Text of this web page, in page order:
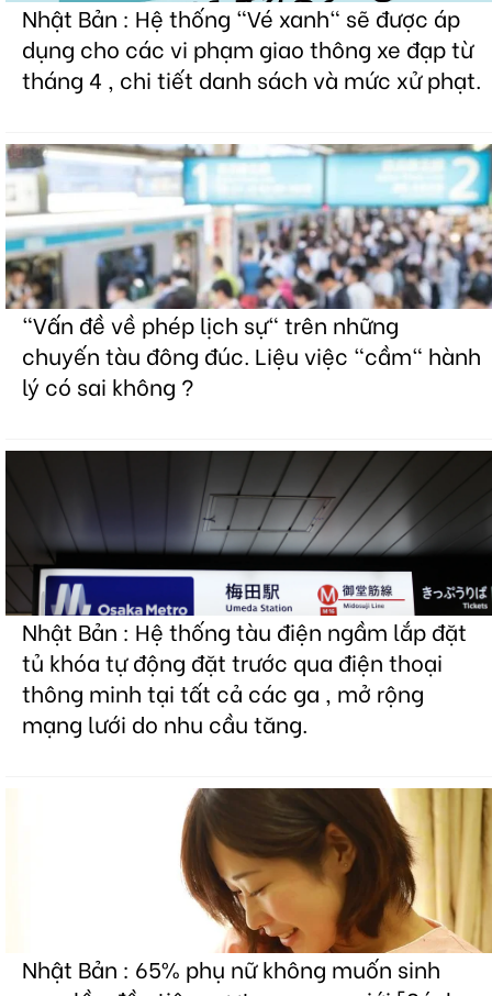
Nhật Bản : Hệ thống "Vé xanh" sẽ được áp
dụng cho các vi phạm giao thông xe đạp từ
tháng 4 , chi tiết danh sách và mức xử phạt.
"Vấn đề về phép lịch sự" trên những
chuyến tàu đông đúc. Liệu việc "cầm" hành
lý có sai không ?
Nhật Bản : Hệ thống tàu điện ngầm lắp đặt
tủ khóa tự động đặt trước qua điện thoại
thông minh tại tất cả các ga , mở rộng
mạng lưới do nhu cầu tăng.
Nhật Bản : 65% phụ nữ không muốn sinh